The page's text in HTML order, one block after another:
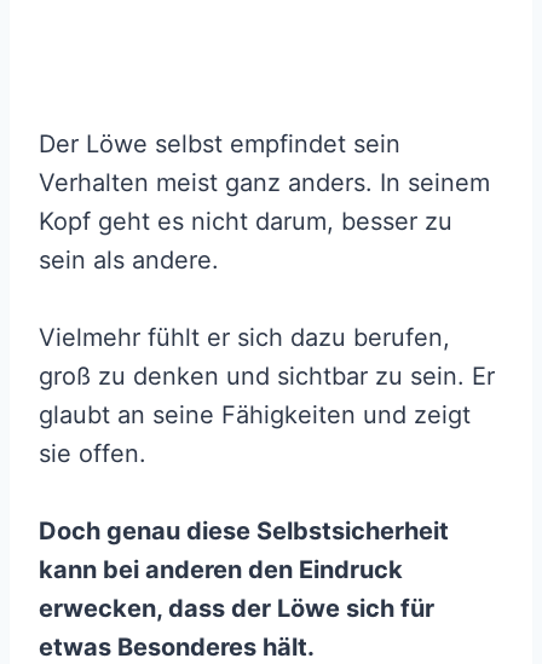
Der Löwe selbst empfindet sein
Verhalten meist ganz anders. In seinem
Kopf geht es nicht darum, besser zu
sein als andere.
Vielmehr fühlt er sich dazu berufen,
groß zu denken und sichtbar zu sein. Er
glaubt an seine Fähigkeiten und zeigt
sie offen.
Doch genau diese Selbstsicherheit
kann bei anderen den Eindruck
erwecken, dass der Löwe sich für
etwas Besonderes hält.